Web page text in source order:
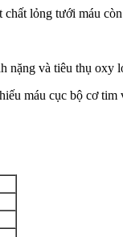
lỏng tưới máu
và tiêu thụ
máu cục bộ cơ